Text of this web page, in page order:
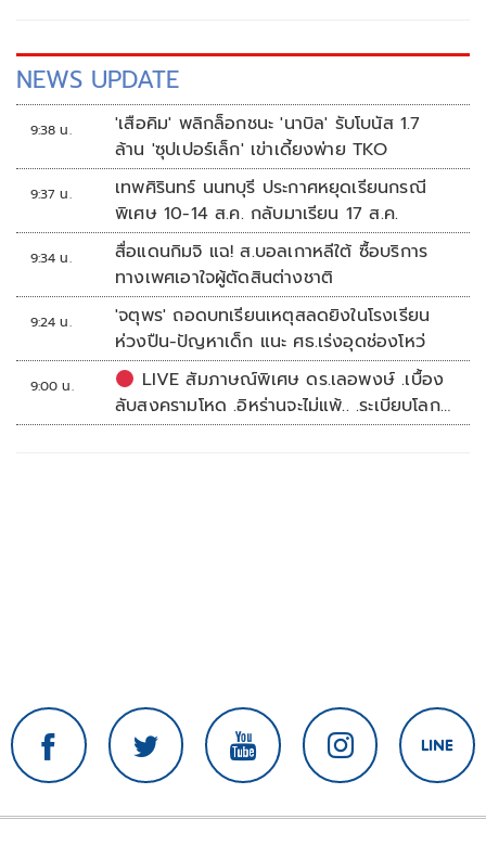
NEWS UPDATE
9:38 น.
'เสือคิม' พลิกล็อกชนะ 'นาบิล' รับโบนัส 1.7
ล้าน 'ซุปเปอร์เล็ก' เข่าเดี้ยงพ่าย TKO
9:37 น.
เทพศิรินทร์ นนทบุรี ประกาศหยุดเรียนกรณี
พิเศษ 10-14 ส.ค. กลับมาเรียน 17 ส.ค.
9:34 น.
สื่อแดนกิมจิ แฉ! ส.บอลเกาหลีใต้ ซื้อบริการ
ทางเพศเอาใจผู้ตัดสินต่างชาติ
9:24 น.
'จตุพร' ถอดบทเรียนเหตุสลดยิงในโรงเรียน
ห่วงปืน-ปัญหาเด็ก แนะ ศธ.เร่งอุดช่องโหว่
9:00 น.
LIVE สัมภาษณ์พิเศษ ดร.เลอพงษ์ .เบื้อง
ลับสงครามโหด .อิหร่านจะไม่แพ้.. .ระเบียบโลก
ใหม่ในตะวันออกกลาง…. | อิสรภาพแห่งความ